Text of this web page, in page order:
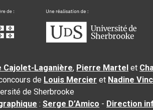
Cajolet-Laganière, Pierre Martel et
de Louis Mercier et Nadine
de Sherbrooke
:Serge D’Amico - Direction